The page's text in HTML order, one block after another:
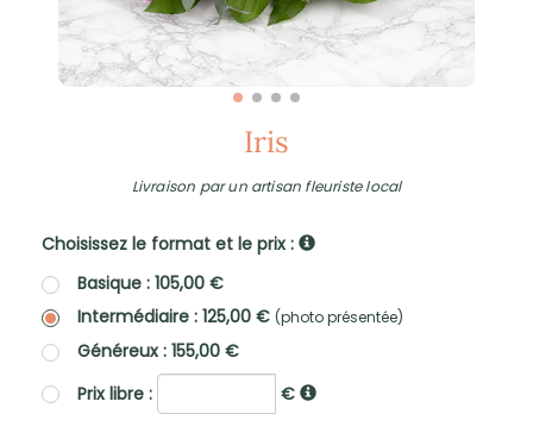
Iris
Livraison par un artisan fleuriste local
Choisissez le format et le prix :
Basique : 105,00 €
Intermédiaire : 125,00 € (photo présentée)
Généreux : 155,00 €
Prix libre :
€